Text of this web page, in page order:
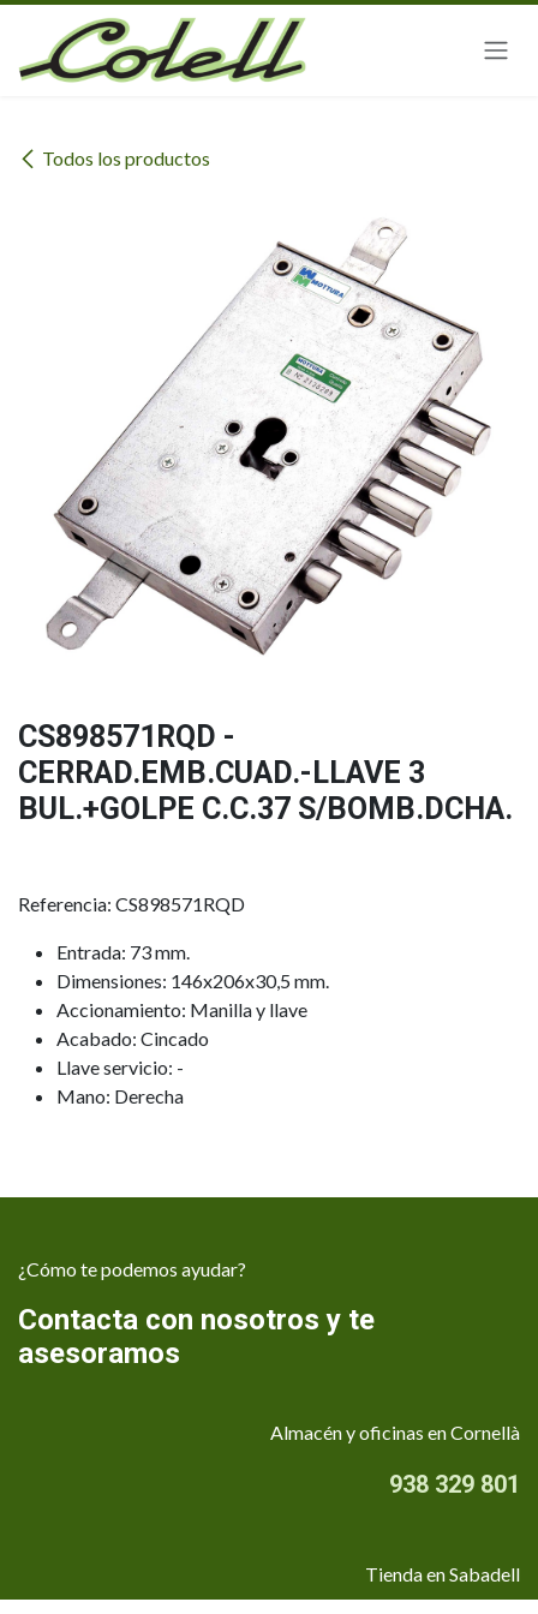
Ir al contenido
Todos los productos
CS898571RQD -
CERRAD.EMB.CUAD.-LLAVE 3
BUL.+GOLPE C.C.37 S/BOMB.DCHA.
Referencia: CS898571RQD
Entrada: 73 mm.
Dimensiones: 146x206x30,5 mm.
Accionamiento: Manilla y llave
Acabado: Cincado
Llave servicio: -
Mano: Derecha
¿Cómo te podemos ayudar?
Contacta con nosotros y te
asesoramos
Almacén y oficinas en Cornellà
938 329 801
Tienda en Sabadell